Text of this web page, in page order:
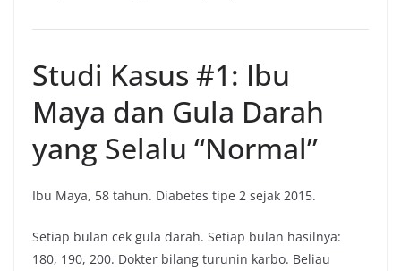
Studi Kasus #1: Ibu
Maya dan Gula Darah
yang Selalu “Normal”
Ibu Maya, 58 tahun. Diabetes tipe 2 sejak 2015.
Setiap bulan cek gula darah. Setiap bulan hasilnya:
180, 190, 200. Dokter bilang turunin karbo. Beliau